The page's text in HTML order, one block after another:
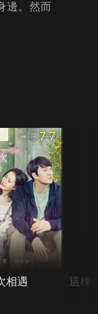
邊。然而
7.7
相遇 這棟